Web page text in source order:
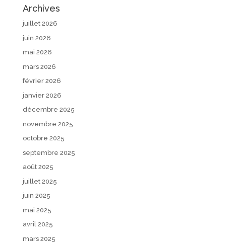
Archives
juillet 2026
juin 2026
mai 2026
mars 2026
février 2026
janvier 2026
décembre 2025
novembre 2025
octobre 2025
septembre 2025
août 2025
juillet 2025
juin 2025
mai 2025
avril 2025
mars 2025